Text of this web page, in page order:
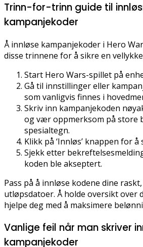
Trinn-for-trinn guide til
kampanjekoder
Å innløse kampanjekoder i Hero
disse trinnene for å sikre en
Start Hero Wars-spillet på
Gå til innstillinger eller
som vanligvis finnes i
Skriv inn kampanjekoden
og vær oppmerksom på store
spesialtegn.
Klikk på ‘Innløs’ knappen for
Sjekk etter
koden ble akseptert.
Pass på å innløse kodene dine
utløpsdatoer. Å holde oversikt over
hjelpe deg med å maksimere
Vanlige feil når man skriver
kampanjekoder